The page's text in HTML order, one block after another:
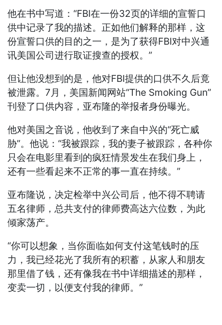
他在书中写道：“FBI在一份32页的详细的宣誓口
供中记录了我的描述。正如他们解释的那样，这
份宣誓口供的目的之一，是为了获得FBI对中兴通
讯美国公司进行取证搜查的授权。”
但让他没想到的是，他对FBI提供的口供不久后竟
被泄露。7月，美国新闻网站“The Smoking Gun”
刊登了口供内容，亚布隆的举报者身份曝光。
他对美国之音说，他收到了来自中兴的“死亡威
胁”。他说：“我被跟踪，我的妻子被跟踪，各种你
只会在电影里看到的疯狂情景发生在我们身上，
还有一些看起来不正常的事一直在持续。”
亚布隆说，决定检举中兴公司后，他不得不聘请
五名律师，总共支付的律师费高达六位数，为此
倾家荡产。
“你可以想象，当你面临如何支付这笔钱时的压
力，我已经花光了我所有的积蓄，从家人和朋友
那里借了钱，还有像我在书中详细描述的那样，
变卖一切，以便支付我的律师。”